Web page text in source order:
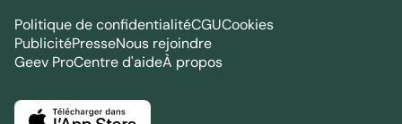
Politique de confidentialitéCGUCookies
PublicitéPresseNous rejoindre
Geev ProCentre d'aideÀ propos